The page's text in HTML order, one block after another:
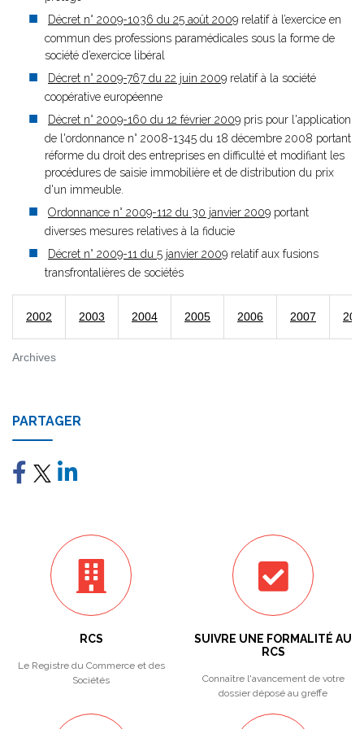
Décret n° 2009-1036 du 25 août 2009 relatif à l’exercice en
commun des professions paramédicales sous la forme de
société d’exercice libéral
Décret n° 2009-767 du 22 juin 2009 relatif à la société
coopérative européenne
Décret n° 2009-160 du 12 février 2009 pris pour l'application
de l'ordonnance n° 2008-1345 du 18 décembre 2008 portant
réforme du droit des entreprises en difficulté et modifiant les
procédures de saisie immobilière et de distribution du prix
d'un immeuble.
Ordonnance n° 2009-112 du 30 janvier 2009 portant
diverses mesures relatives à la fiducie
Décret n° 2009-11 du 5 janvier 2009 relatif aux fusions
transfrontalières de sociétés
Archives
2002 2003 2004 2005 2006 2007
PARTAGER
RCS
Le Registre du Commerce et des
Sociétés
SUIVRE UNE FORMALITÉ AU
RCS
Connaître l'avancement de votre
dossier déposé au greffe